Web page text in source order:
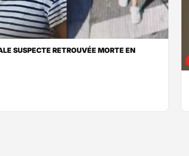
SUSPECTE RETROUVÉE MORTE EN